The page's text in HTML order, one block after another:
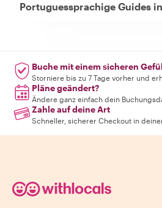
Portuguessprachige Guides
Buche mit einem sicheren
Storniere bis zu 7 Tage vorher und
Pläne geändert?
Ändere ganz einfach dein
Zahle auf deine Art
Schneller, sicherer Checkout in